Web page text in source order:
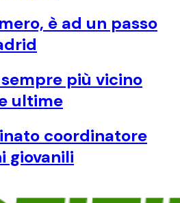
è ad un passo
più vicino
ultime
coordinatore
giovanili